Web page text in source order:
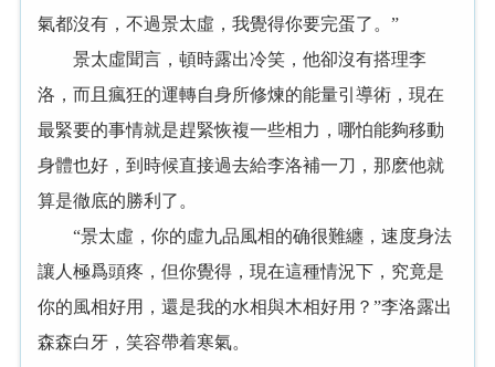
氣都沒有，不過景太虛，我覺得你要完蛋了。”
景太虛聞言，頓時露出冷笑，他卻沒有搭理李
洛，而且瘋狂的運轉自身所修煉的能量引導術，現在
最緊要的事情就是趕緊恢複一些相力，哪怕能夠移動
身體也好，到時候直接過去給李洛補一刀，那麽他就
算是徹底的勝利了。
“景太虛，你的虛九品風相的确很難纏，速度身法
讓人極爲頭疼，但你覺得，現在這種情況下，究竟是
你的風相好用，還是我的水相與木相好用？”李洛露出
森森白牙，笑容帶着寒氣。